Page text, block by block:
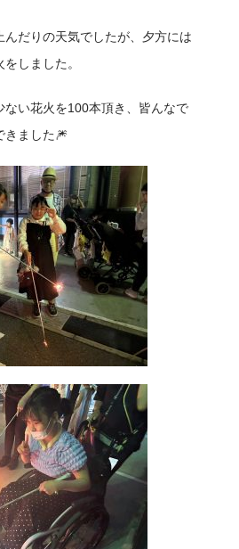
んだりの天気でしたが、夕方には
しました。
ない花火を100本頂き、皆んなで
きました🎆